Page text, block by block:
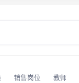
销售岗位 教师